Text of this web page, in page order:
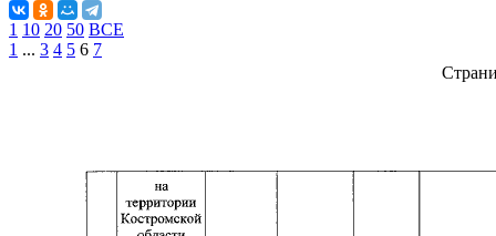
1 10 20 50 ВСЕ
1 ... 3 4 5 6 7